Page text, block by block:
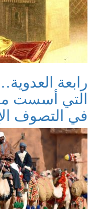
رابعة
التي أسست
في التصوف